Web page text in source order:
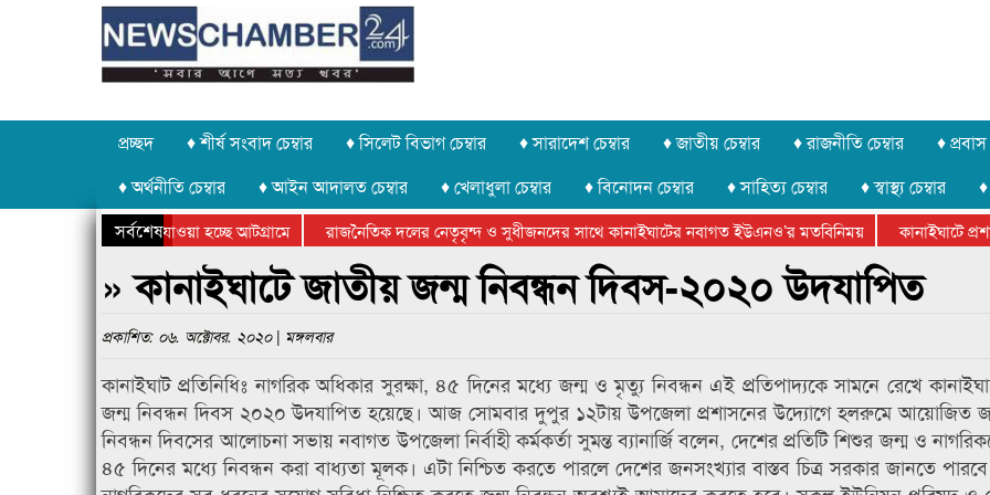
প্রচ্ছদ ♦ শীর্ষ সংবাদ চেম্বার ♦ সিলেট বিভাগ চেম্বার ♦ সারাদেশ চেম্বার ♦ জাতীয় চেম্বার ♦ রাজনীতি চেম্বার ♦ প্রবাস
♦ অর্থনীতি চেম্বার
♦ আইন আদালত চেম্বার ♦ খেলাধুলা চেম্বার ♦ বিনোদন চেম্বার ♦ সাহিত্য চেম্বার ♦ স্বাস্থ্য চেম্বার
সর্বশেষ
চুরি করে নিয়ে যাওয়া হচ্ছে আটগ্রামে রাজনৈতিক দলের নেতৃবৃন্দ ও সুধীজনদের সাথে কানাইঘাটের নবাগত ইউএনও’র মতবিনিময় কানাইঘাটে
ক্রীড়া প্রতিযোগিতার পুরস্কার বিতরণ সম্পন্ন
সিলেটে বাংলাদেশ গ্রুপ থিয়েটার ফেডারেশানের বিভাগীয় অভিনয় কর্মশালা সম্পন্ন
» কানাইঘাটে জাতীয় জন্ম নিবন্ধন দিবস-২০২০ উদযাপিত
প্রকাশিত: ০৬. অক্টোবর. ২০২০ | মঙ্গলবার
কানাইঘাট প্রতিনিধিঃ নাগরিক অধিকার সুরক্ষা, ৪৫ দিনের মধ্যে জন্ম ও মৃত্যু নিবন্ধন এই প্রতিপাদ্যকে সামনে রেখে
জন্ম নিবন্ধন দিবস ২০২০ উদযাপিত হয়েছে। আজ সোমবার দুপুর ১২টায় উপজেলা প্রশাসনের উদ্যোগে হলরুমে আয়োজিত
নিবন্ধন দিবসের আলোচনা সভায় নবাগত উপজেলা নির্বাহী কর্মকর্তা সুমন্ত ব্যানার্জি বলেন, দেশের প্রতিটি শিশুর জন্ম ও
৪৫ দিনের মধ্যে নিবন্ধন করা বাধ্যতা মূলক। এটা নিশ্চিত করতে পারলে দেশের জনসংখ্যার বাস্তব চিত্র সরকার জানতে